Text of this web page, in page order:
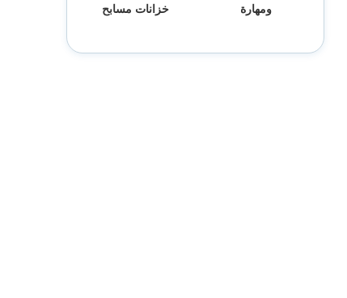
ومهارة
خزانات مسابح